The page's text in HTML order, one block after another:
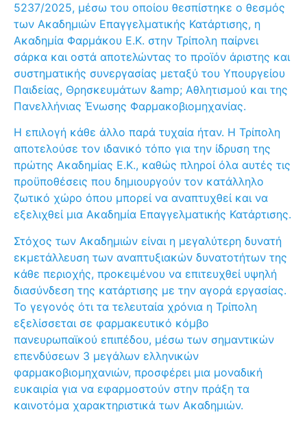
5237/2025, μέσω του οποίου θεσπίστηκε ο θεσμός
των Ακαδημιών Επαγγελματικής Κατάρτισης, η
Ακαδημία Φαρμάκου Ε.Κ. στην Τρίπολη παίρνει
σάρκα και οστά αποτελώντας το προϊόν άριστης και
συστηματικής συνεργασίας μεταξύ του Υπουργείου
Παιδείας, Θρησκευμάτων &amp; Αθλητισμού και της
Πανελλήνιας Ένωσης Φαρμακοβιομηχανίας.
Η επιλογή κάθε άλλο παρά τυχαία ήταν. Η Τρίπολη
αποτελούσε τον ιδανικό τόπο για την ίδρυση της
πρώτης Ακαδημίας Ε.Κ., καθώς πληροί όλα αυτές τις
προϋποθέσεις που δημιουργούν τον κατάλληλο
ζωτικό χώρο όπου μπορεί να αναπτυχθεί και να
εξελιχθεί μια Ακαδημία Επαγγελματικής Κατάρτισης.
Στόχος των Ακαδημιών είναι η μεγαλύτερη δυνατή
εκμετάλλευση των αναπτυξιακών δυνατοτήτων της
κάθε περιοχής, προκειμένου να επιτευχθεί υψηλή
διασύνδεση της κατάρτισης με την αγορά εργασίας.
Το γεγονός ότι τα τελευταία χρόνια η Τρίπολη
εξελίσσεται σε φαρμακευτικό κόμβο
πανευρωπαϊκού επιπέδου, μέσω των σημαντικών
επενδύσεων 3 μεγάλων ελληνικών
φαρμακοβιομηχανιών, προσφέρει μια μοναδική
ευκαιρία για να εφαρμοστούν στην πράξη τα
καινοτόμα χαρακτηριστικά των Ακαδημιών.